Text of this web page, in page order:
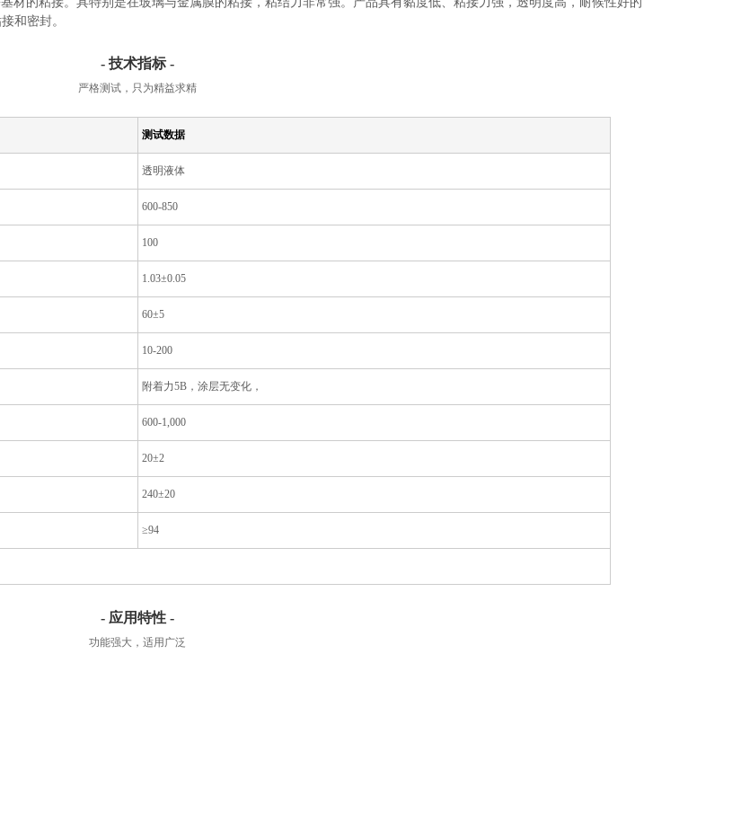
和密封。
- 技术指标 -
严格测试，只为精益求精
测试数据
透明液体
600-850
100
1.03±0.05
60±5
10-200
附着力5B，涂层无变化，
600-1,000
20±2
240±20
≥94
- 应用特性 -
功能强大，适用广泛